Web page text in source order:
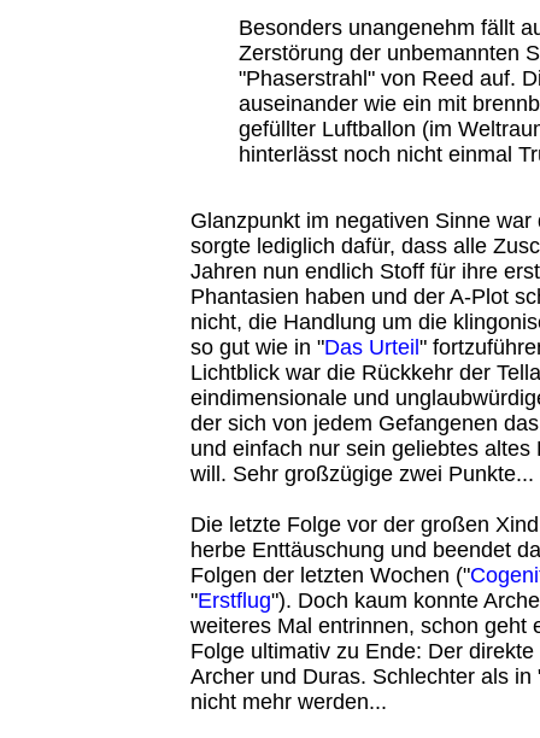
Besonders unangenehm fällt
Zerstörung der unbemannten
"Phaserstrahl" von Reed auf.
auseinander wie ein mit
gefüllter Luftballon (im
hinterlässt noch nicht einmal
Glanzpunkt im negativen Sinne
sorgte lediglich dafür, dass alle
Jahren nun endlich Stoff für ihre
Phantasien haben und der A-Plot
nicht, die Handlung um die
so gut wie in "Das Urteil"
Lichtblick war die Rückkehr der
eindimensionale und
der sich von jedem Gefangenen
und einfach nur sein geliebtes altes
will. Sehr großzügige zwei Punkte...
Die letzte Folge vor der großen
herbe Enttäuschung und beendet
Folgen der letzten Wochen ("
"Erstflug"). Doch kaum konnte
weiteres Mal entrinnen, schon geht
Folge ultimativ zu Ende: Der
Archer und Duras. Schlechter als in
nicht mehr werden...